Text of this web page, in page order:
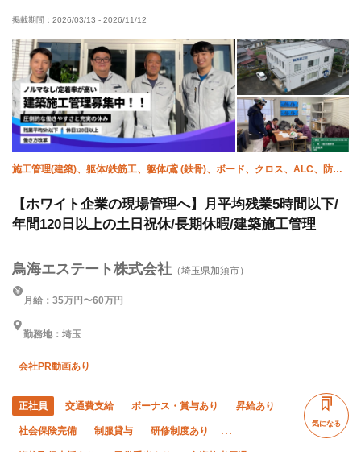
完全週休二日制 夏季休暇
車・バイク通勤OK 転勤なし
掲載期間： 2026/03/13 - 2026/11/12
施工管理(建築)、躯体/鉄筋工、躯体/鳶 (鉄骨)、ボード、クロス、ALC、防
【ホワイト企業の現場管理へ】月平均残業5時間以下/
年間120日以上の土日祝休/長期休暇/建築施工管理
鳥海エステート株式会社 （埼玉県加須市）
月給：35万円〜60万円
勤務地：埼玉
会社PR動画あり
正社員 交通費支給 ボーナス・賞与あり 昇給あり
社会保険完備 制服貸与 研修制度あり
気になる